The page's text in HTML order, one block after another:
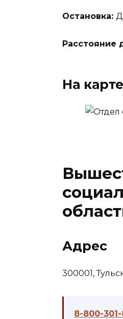
Остановка:
Расстояние
На
Адрес
300001,
8-800-